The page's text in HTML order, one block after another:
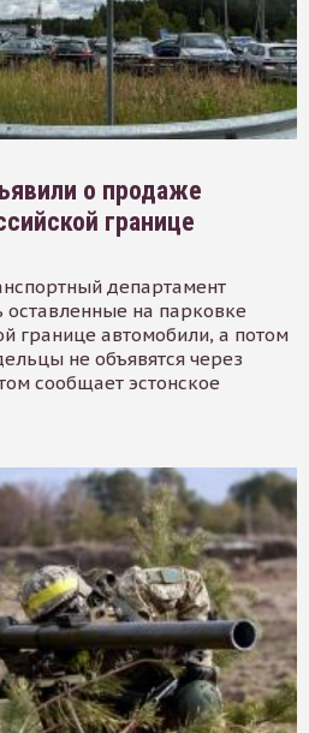
о продаже
границе
департамент
оставленные на парковке
границе автомобили, а потом
не объявятся через
сообщает эстонское